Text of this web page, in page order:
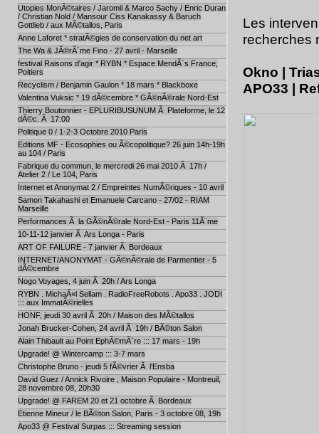
Utopies MonÃ©taires / Jaromil & Marco Sachy / Enric Duran
/ Christian Nold / Mansour Ciss Kanakassy & Baruch
Gottlieb / aux MÃ©tallos, Paris
Anne Laforet * stratÃ©gies de conservation du net art
The Wa & JÃ©rÃ´me Fino - 27 avril - Marseille
festival Raisons d'agir * RYBN * Espace MendÃ¨s France,
Poitiers
Recyclism / Benjamin Gaulon * 18 mars * Blackboxe
Valentina Vuksic * 19 dÃ©cembre * GÃ©nÃ©rale Nord-Est
Thierry Boutonnier - EPLURIBUSUNUM Ã Plateforme, le 12
dÃ©c. Ã 17:00
Politique 0 / 1-2-3 Octobre 2010 Paris
Editions MF - Ecosophies ou Ã©copolitique? 26 juin 14h-19h
au 104 / Paris
Fabrique du commun, le mercredi 26 mai 2010 Ã 17h /
Atelier 2 / Le 104, Paris
Internet et Anonymat 2 / Empreintes NumÃ©riques - 10 avril
Samon Takahashi et Emanuele Carcano - 27/02 - RIAM
Marseille
Performances Ã la GÃ©nÃ©rale Nord-Est - Paris 11Ã¨me
10-11-12 janvier Ã Ars Longa - Paris
ART OF FAILURE - 7 janvier Ã Bordeaux
INTERNET/ANONYMAT - GÃ©nÃ©rale de Parmentier - 5
dÃ©cembre
Nogo Voyages, 4 juin Ã 20h / Ars Longa
RYBN . MichaÃ«l Sellam . RadioFreeRobots . Apo33 . JODI
::: aux ImmatÃ©rielles
HONF, jeudi 30 avril Ã 20h / Maison des MÃ©tallos
Jonah Brucker-Cohen, 24 avril Ã 19h / BÃ©ton Salon
Alain Thibault au Point EphÃ©mÃ¨re ::: 17 mars - 19h
Upgrade! @ Wintercamp ::: 3-7 mars
Christophe Bruno - jeudi 5 fÃ©vrier Ã l'Ensba
David Guez / Annick Rivoire , Maison Populaire - Montreuil,
28 novembre 08, 20h30
Upgrade! @ FAREM 20 et 21 octobre Ã Bordeaux
Etienne Mineur / le BÃ©ton Salon, Paris - 3 octobre 08, 19h
Apo33 @ Festival Surpas ::: Streaming session
Les
recherches
Okno |
APO33 |